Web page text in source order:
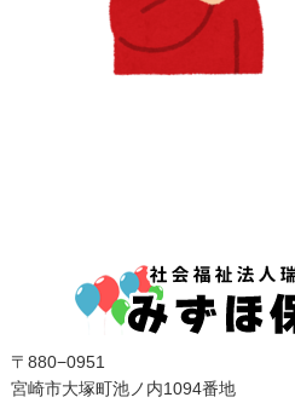
〒880−0951
宮崎市大塚町池ノ内1094番地